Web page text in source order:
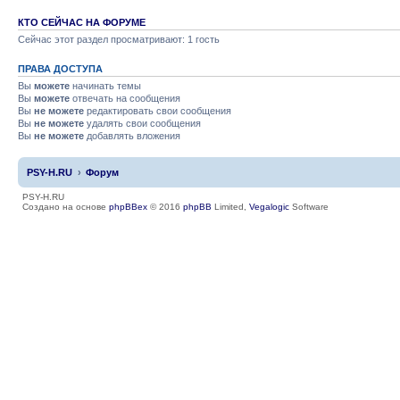
КТО СЕЙЧАС НА ФОРУМЕ
Сейчас этот раздел просматривают: 1 гость
ПРАВА ДОСТУПА
Вы можете начинать темы
Вы можете отвечать на сообщения
Вы не можете редактировать свои сообщения
Вы не можете удалять свои сообщения
Вы не можете добавлять вложения
PSY-H.RU Форум
PSY-H.RU
Создано на основе phpBBex © 2016 phpBB Limited, Vegalogic Software